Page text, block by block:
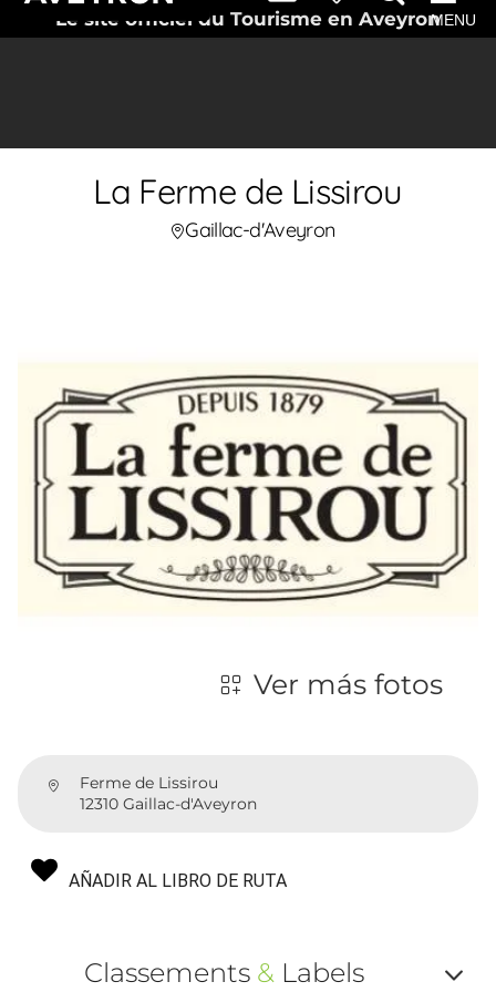
Le site officiel du Tourisme en AveyronMENU
La Ferme de Lissirou
Gaillac-d'Aveyron
Ver más fotos
Ferme de Lissirou
12310 Gaillac-d'Aveyron
AÑADIR AL LIBRO DE RUTA
Classements &Labels